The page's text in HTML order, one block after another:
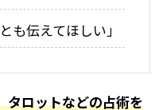
も伝えてほしい」
タロットなどの占術を